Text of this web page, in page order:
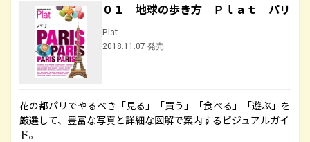
０１ 地球の歩き方 Ｐｌａｔ パリ
Plat
2018.11.07 発売
花の都パリでやるべき「見る」「買う」「食べる」「遊ぶ」を
厳選して、豊富な写真と詳細な図解で案内するビジュアルガイ
ド。